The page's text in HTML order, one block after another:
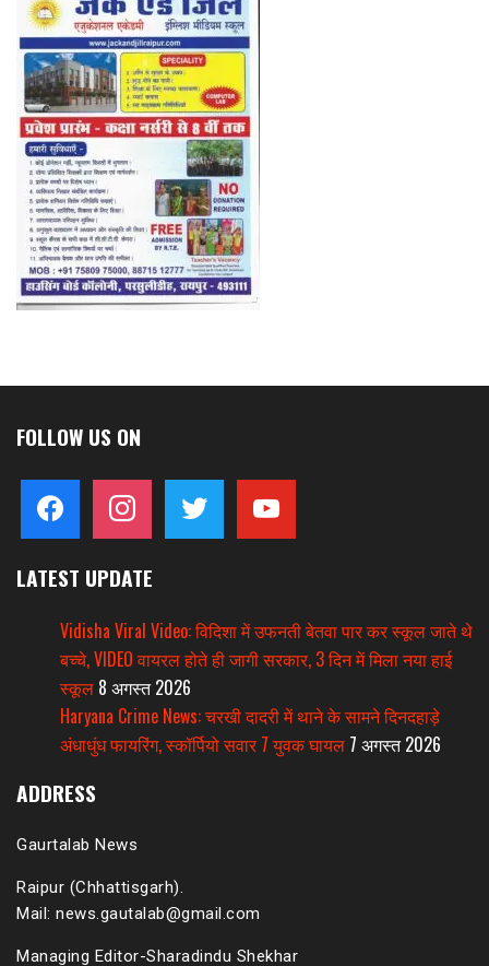
FOLLOW US ON
facebook instagram twitter youtube
LATEST UPDATE
Vidisha Viral Video: विदिशा में उफनती बेतवा पार कर स्कूल जाते थे
बच्चे, VIDEO वायरल होते ही जागी सरकार, 3 दिन में मिला नया हाई
स्कूल 8 अगस्त 2026
Haryana Crime News: चरखी दादरी में थाने के सामने दिनदहाड़े
अंधाधुंध फायरिंग, स्कॉर्पियो सवार 7 युवक घायल 7 अगस्त 2026
ADDRESS
Gaurtalab News
Raipur (Chhattisgarh).
Mail: news.gautalab@gmail.com
Managing Editor-Sharadindu Shekhar